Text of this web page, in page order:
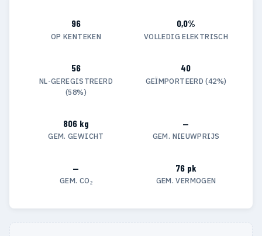
96
OP KENTEKEN
0,0%
VOLLEDIG ELEKTRISCH
56
NL-GEREGISTREERD
(58%)
40
GEÏMPORTEERD (42%)
806 kg
GEM. GEWICHT
—
GEM. NIEUWPRIJS
—
GEM. CO₂
76 pk
GEM. VERMOGEN